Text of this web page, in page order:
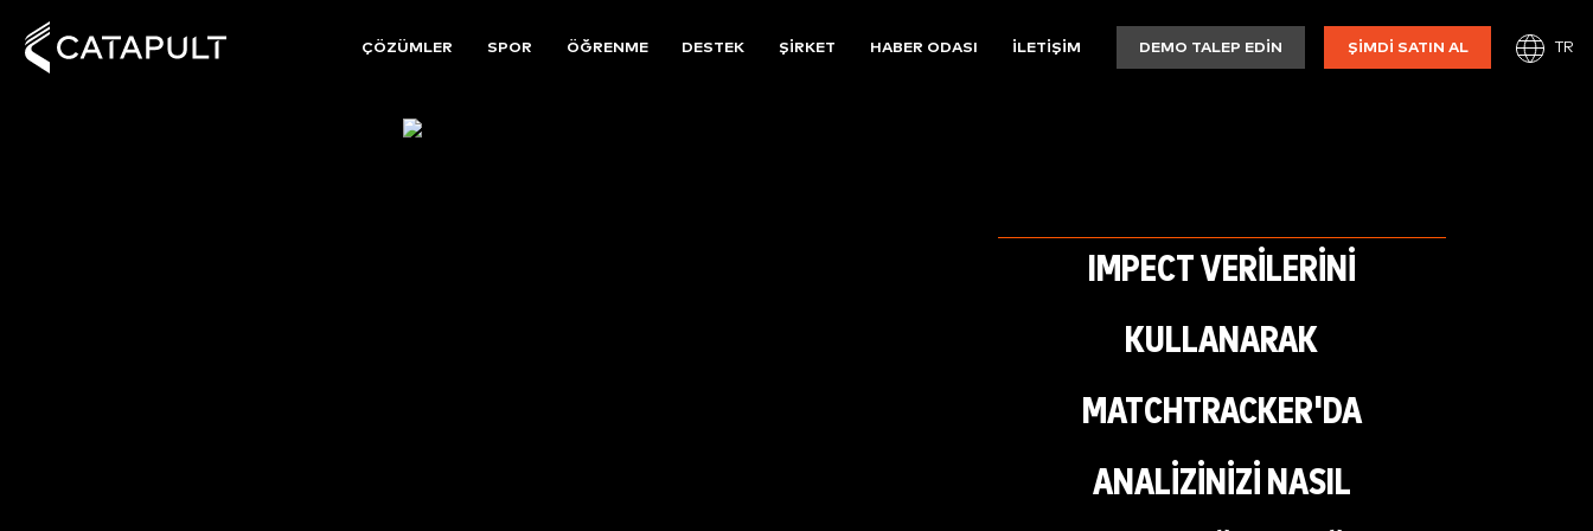
ÇÖZÜMLER SPOR ÖĞRENME DESTEK ŞIRKET HABER ODASI İLETIŞIM DEMO TALEP EDIN ŞIMDI SATIN AL TR
IMPECT VERİLERİNİ
KULLANARAK
MATCHTRACKER'DA
ANALİZİNİZİ NASIL